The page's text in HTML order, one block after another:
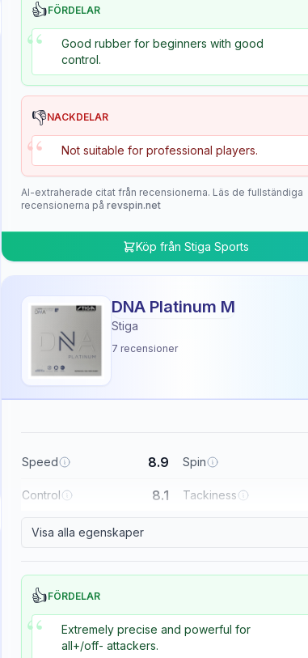
👍FÖRDELAR
“
Good rubber for beginners with good
control.
👎NACKDELAR
“ Not suitable for professional players.
AI-extraherade citat från recensionerna. Läs de fullständiga
recensionerna på revspin.net
Köp från Stiga Sports
DNA Platinum M
Stiga
7 recensioner
Speed 8.9 Spin
Control 8.1 Tackiness
Visa alla egenskaper
👍FÖRDELAR
“
Extremely precise and powerful for
all+/off- attackers.